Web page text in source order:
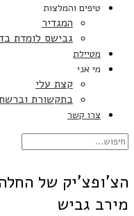
טיפים והמלצות
המגדיר
גבישס לומדת
מטיילת
מי אני
קצת עלי
בתקשורת
צרו קשר
הצ'ופצ'יק של
מירב גביש